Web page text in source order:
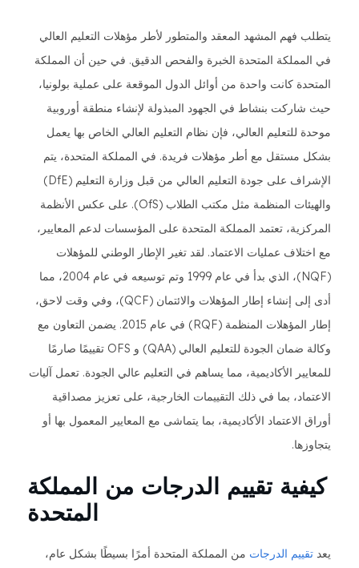
يتطلب فهم المشهد المعقد والمتطور لأطر مؤهلات التعليم العالي
في المملكة المتحدة الخبرة والفحص الدقيق. في حين أن المملكة
المتحدة كانت واحدة من أوائل الدول الموقعة على عملية بولونيا،
حيث شاركت بنشاط في الجهود المبذولة لإنشاء منطقة أوروبية
موحدة للتعليم العالي، فإن نظام التعليم العالي الخاص بها يعمل
بشكل مستقل مع أطر مؤهلات فريدة. في المملكة المتحدة، يتم
الإشراف على جودة التعليم العالي من قبل وزارة التعليم (DfE)
والهيئات المنظمة مثل مكتب الطلاب (OfS). على عكس الأنظمة
المركزية، تعتمد المملكة المتحدة على المؤسسات لدعم المعايير،
مع اختلاف عمليات الاعتماد. لقد تغير الإطار الوطني للمؤهلات
(NQF)، الذي بدأ في عام 1999 وتم توسيعه في عام 2004، مما
أدى إلى إنشاء إطار المؤهلات والائتمان (QCF)، وفي وقت لاحق،
إطار المؤهلات المنظمة (RQF) في عام 2015. يضمن التعاون مع
وكالة ضمان الجودة للتعليم العالي (QAA) و OFS تقييمًا صارمًا
للمعايير الأكاديمية، مما يساهم في التعليم عالي الجودة. تعمل آليات
الاعتماد، بما في ذلك التقييمات الخارجية، على تعزيز مصداقية
أوراق الاعتماد الأكاديمية، بما يتماشى مع المعايير المعمول بها أو
يتجاوزها.
كيفية تقييم الدرجات من المملكة
المتحدة
يعد تقييم الدرجات من المملكة المتحدة أمرًا بسيطًا بشكل عام،